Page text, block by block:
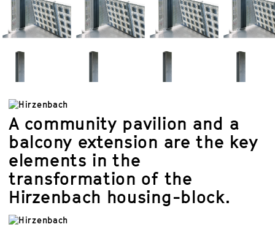
A community pavilion and a
balcony extension are the key
elements in the
transformation of the
Hirzenbach housing-block.